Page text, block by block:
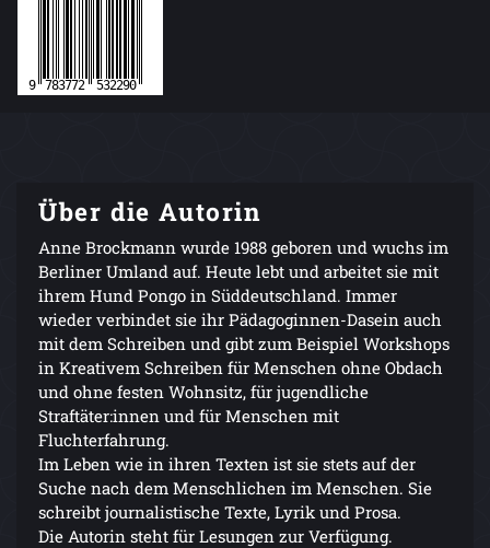
Über die Autorin
Anne Brockmann wurde 1988 geboren und wuchs im
Berliner Umland auf. Heute lebt und arbeitet sie mit
ihrem Hund Pongo in Süddeutschland. Immer
wieder verbindet sie ihr Pädagoginnen-Dasein auch
mit dem Schreiben und gibt zum Beispiel Workshops
in Kreativem Schreiben für Menschen ohne Obdach
und ohne festen Wohnsitz, für jugendliche
Straftäter:innen und für Menschen mit
Fluchterfahrung.
Im Leben wie in ihren Texten ist sie stets auf der
Suche nach dem Menschlichen im Menschen. Sie
schreibt journalistische Texte, Lyrik und Prosa.
Die Autorin steht für Lesungen zur Verfügung.